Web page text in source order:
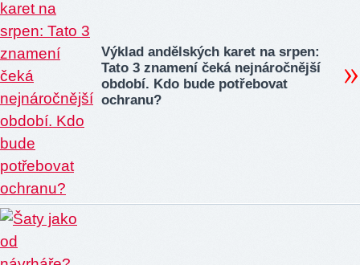
Výklad andělských karet na srpen:
Tato 3 znamení čeká nejnáročnější
období. Kdo bude potřebovat
ochranu?